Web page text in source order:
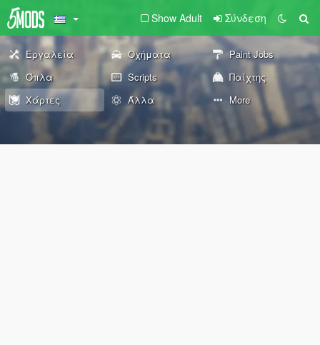
Show Adult Σύνδεση
Εργαλεία Οχήματα
Paint Jobs
Όπλα
Scripts
Παίχτης
Χάρτες
Άλλα More